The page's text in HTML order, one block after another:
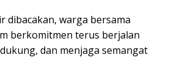
dibacakan, warga bersama
berkomitmen terus berjalan
dan menjaga semangat